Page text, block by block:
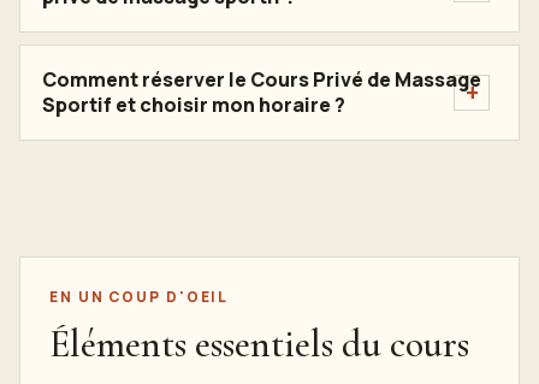
Comment réserver le Cours Privé de Massage
Sportif et choisir mon horaire ?
EN UN COUP D'OEIL
Éléments essentiels du cours